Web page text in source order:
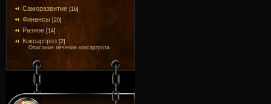
Саморазвитие [16]
Финансы [20]
Разное [14]
Коксартроз [2]
Описание лечения коксартроза